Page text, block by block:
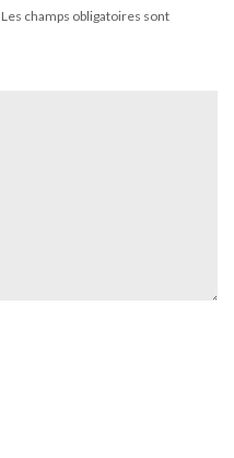
Les champs obligatoires sont